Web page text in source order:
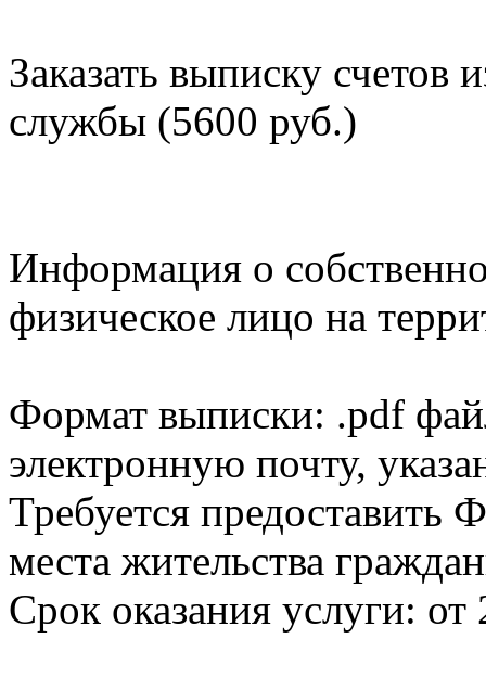
Заказать выписку счетов
службы (5600 руб.)
Информация о
физическое лицо на
Формат выписки: .pdf
электронную почту,
Требуется
места жительства
Срок оказания услуги: от